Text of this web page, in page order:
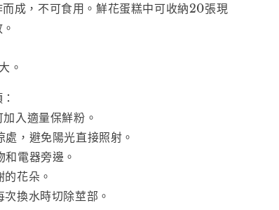
成，不可食用。鮮花蛋糕中可收納20張現
。
入適量保鮮粉。
，避免陽光直接照射。
電器旁邊。
花朵。
換水時切除莖部。